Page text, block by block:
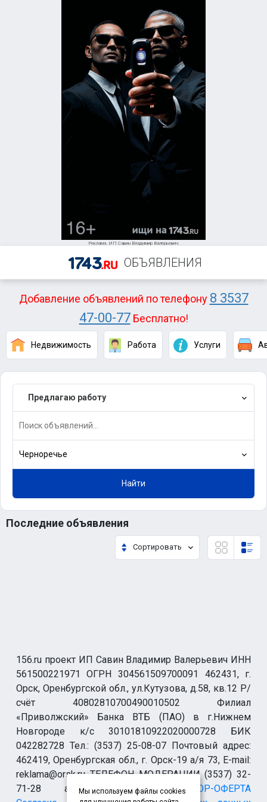
Реклама. ИП Савин Владимир Валерьевич
ОБЪЯВЛЕНИЯ
Добавление объявлений по телефону 8 3537
47-00-77Бесплатно!
Недвижимость Работа Услуги
Предлагаю работу
Черноречье
Найти
Последние объявления
Сортировать
156.ru проект ИП Савин Владимир Валерьевич ИНН
561500221971 ОГРН 304561509700091 462431, г.
Орск, Оренбургской обл., ул.Кутузова, д.58, кв.12 Р/
счёт 40802810700490010502 Филиал
«Приволжский» Банка ВТБ (ПАО) в г.Нижнем
Новгороде к/с 30101810922020000728 БИК
042282728 Тел.: (3537) 25-08-07 Почтовый адрес:
462419, Оренбургская обл., г. Орск-19 а/я 73, E-mail:
reklama@orsk.ru ТЕЛЕФОН МОДЕРАЦИИ (3537) 32-
71-28 allsupport@orsk.ruДОГОВОР-ОФЕРТА
Мы используем файлы cookies